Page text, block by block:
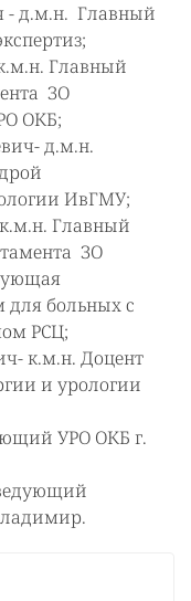
- д.м.н. Главный
Главный
ЗО
ОКБ;
д.м.н.
ИвГМУ;
Главный
ЗО
для больных с
РСЦ;
к.м.н. Доцент
и урологии
УРО ОКБ г.